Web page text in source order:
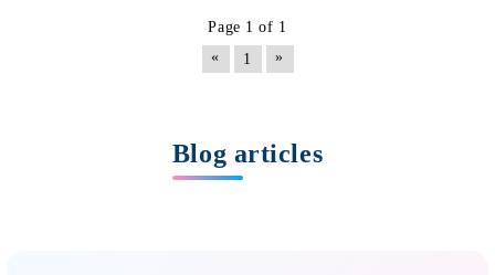
Page 1 of 1
«
1 »
Blog articles